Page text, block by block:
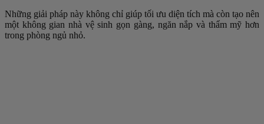
Những giải pháp này không chỉ giúp tối ưu diện tích mà còn tạo nên
một không gian nhà vệ sinh gọn gàng, ngăn nắp và thẩm mỹ hơn
trong phòng ngủ nhỏ.